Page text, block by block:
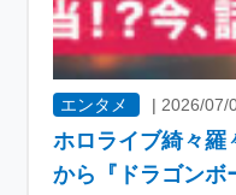
エンタメ |2026/07/
ホロライブ綺々羅
から『ドラゴン